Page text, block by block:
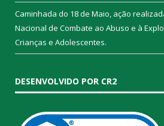
Caminhada do 18 de Maio, ação
Nacional de Combate ao Abuso e à
Crianças e Adolescentes.
DESENVOLVIDO POR CR2